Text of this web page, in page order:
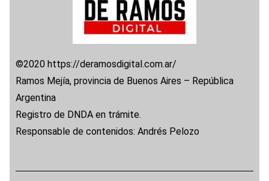
©2020 https://deramosdigital.com.ar/
Ramos Mejía, provincia de Buenos Aires – República
Argentina
Registro de DNDA en trámite.
Responsable de contenidos: Andrés Pelozo